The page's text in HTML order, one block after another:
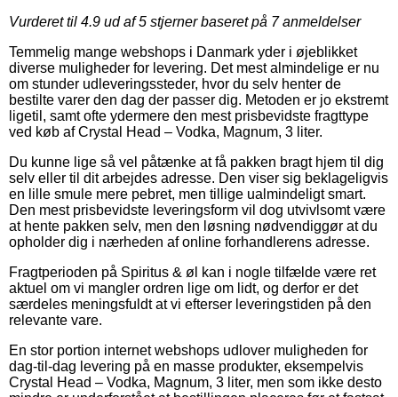
Vurderet til 4.9 ud af 5 stjerner baseret på 7anmeldelser
Temmelig mange webshops i Danmark yder i øjeblikket
diverse muligheder for levering. Det mest almindelige er nu
om stunder udleveringssteder, hvor du selv henter de
bestilte varer den dag der passer dig. Metoden er jo ekstremt
ligetil, samt ofte ydermere den mest prisbevidste fragttype
ved køb af Crystal Head – Vodka, Magnum, 3 liter.
Du kunne lige så vel påtænke at få pakken bragt hjem til dig
selv eller til dit arbejdes adresse. Den viser sig beklageligvis
en lille smule mere pebret, men tillige ualmindeligt smart.
Den mest prisbevidste leveringsform vil dog utvivlsomt være
at hente pakken selv, men den løsning nødvendiggør at du
opholder dig i nærheden af online forhandlerens adresse.
Fragtperioden på Spiritus & øl kan i nogle tilfælde være ret
aktuel om vi mangler ordren lige om lidt, og derfor er det
særdeles meningsfuldt at vi efterser leveringstiden på den
relevante vare.
En stor portion internet webshops udlover muligheden for
dag-til-dag levering på en masse produkter, eksempelvis
Crystal Head – Vodka, Magnum, 3 liter, men som ikke desto